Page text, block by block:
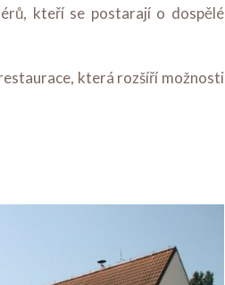
kteří se postarají o dospělé
která rozšíří možnosti